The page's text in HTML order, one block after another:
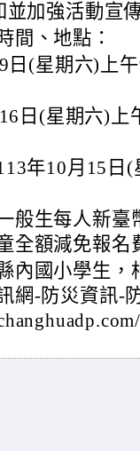
並加強活動宣
間、地點：
日(星期六)上
日(星期六)上
年10月15日
般生每人新臺
全額減免報名
內國小學生，
網-防災資訊-